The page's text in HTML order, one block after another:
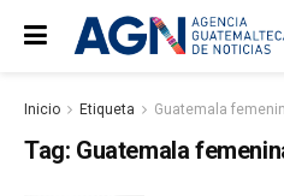
Inicio Etiqueta Guatemala
Tag: Guatemala